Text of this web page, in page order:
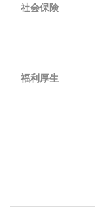
社会保険
福利厚生